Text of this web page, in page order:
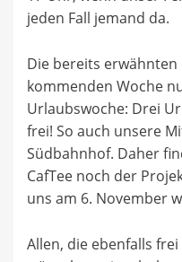
jeden Fall jemand da.
Die bereits erwähnten
kommenden Woche
Urlaubswoche: Drei
frei! So auch unsere
Südbahnhof. Daher
CafTee noch der
uns am 6. November
Allen, die ebenfalls